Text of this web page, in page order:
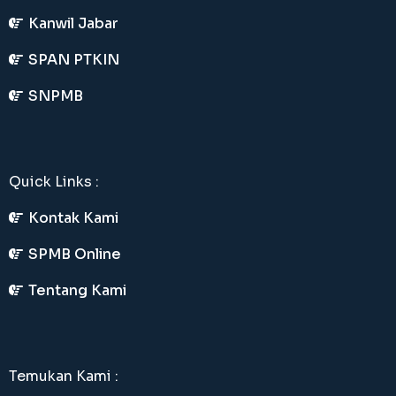
Kanwil Jabar
SPAN PTKIN
SNPMB
Quick Links :
Kontak Kami
SPMB Online
Tentang Kami
Temukan Kami :